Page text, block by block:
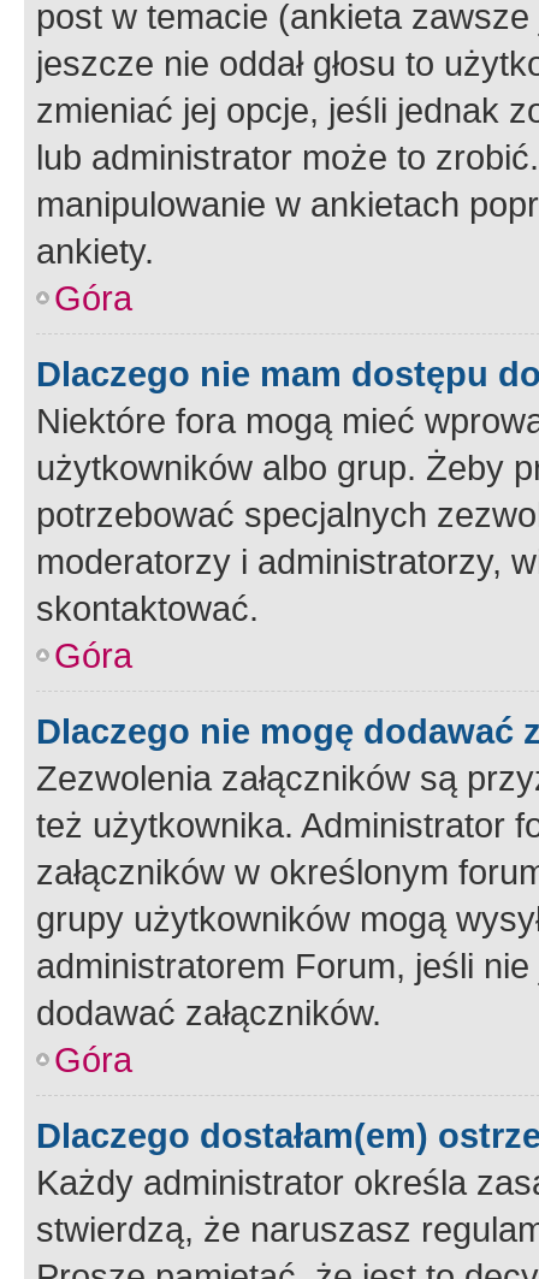
post w temacie (ankieta
jeszcze nie oddał głosu to
zmieniać jej opcje, jeśli jednak
lub administrator może to
manipulowanie w ankietach
ankiety.
Góra
Dlaczego nie mam dostępu
Niektóre fora mogą mieć
użytkowników albo grup. Żeby
potrzebować specjalnych
moderatorzy i administratorzy,
skontaktować.
Góra
Dlaczego nie mogę dodawać
Zezwolenia załączników są
też użytkownika. Administrator
załączników w określonym
grupy użytkowników mogą
administratorem Forum, jeśli
dodawać załączników.
Góra
Dlaczego dostałam(em)
Każdy administrator określa
stwierdzą, że naruszasz